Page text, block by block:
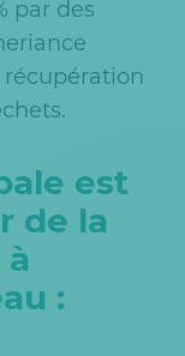
par des
est
de la
: